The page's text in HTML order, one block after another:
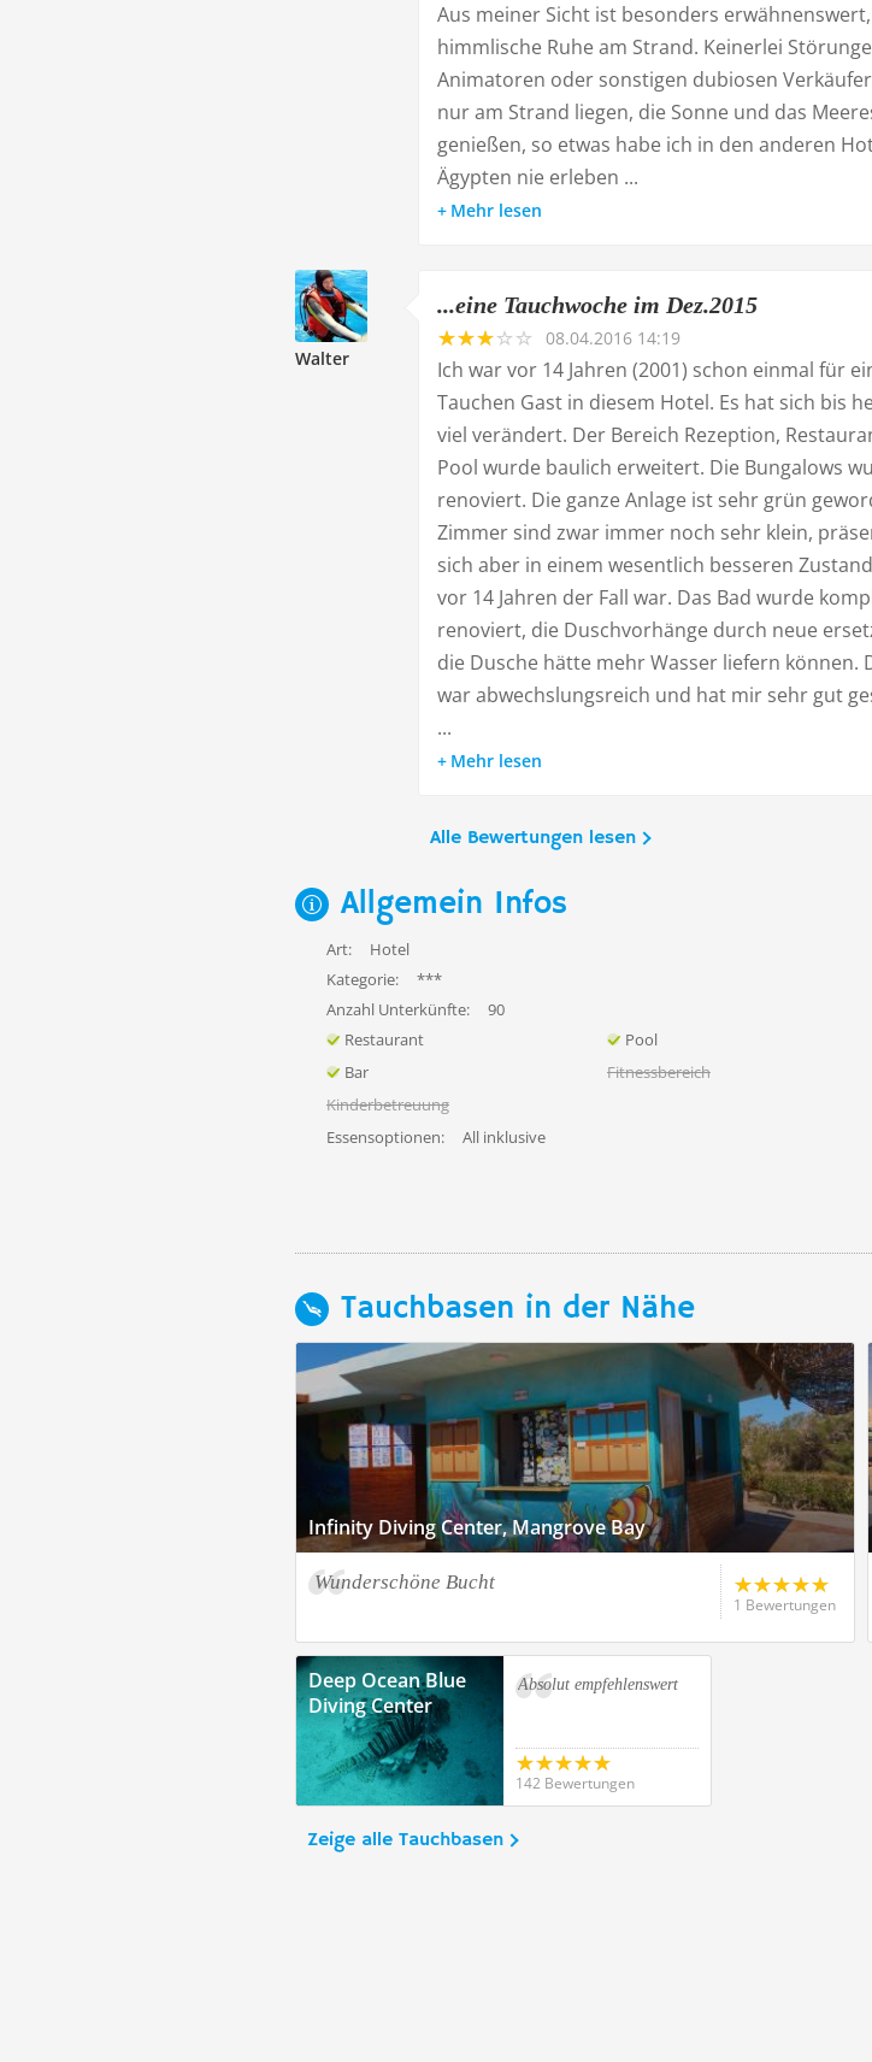
Aus meiner Sicht ist besonders
himmlische Ruhe am Strand. Keinerlei
Animatoren oder sonstigen dubiosen
nur am Strand liegen, die Sonne und das
genießen, so etwas habe ich in den anderen
Ägypten nie erleben ...
Mehr lesen
Walter
...eine Tauchwoche im Dez.2015
08.04.2016 14:19
Ich war vor 14 Jahren (2001) schon einmal für
Tauchen Gast in diesem Hotel. Es hat sich bis
viel verändert. Der Bereich Rezeption,
Pool wurde baulich erweitert. Die Bungalows
renoviert. Die ganze Anlage ist sehr grün
Zimmer sind zwar immer noch sehr klein,
sich aber in einem wesentlich besseren
vor 14 Jahren der Fall war. Das Bad wurde
renoviert, die Duschvorhänge durch neue
die Dusche hätte mehr Wasser liefern können.
war abwechslungsreich und hat mir sehr gut
...
Mehr lesen
Alle Bewertungen lesen
Allgemein Infos
Art:
Hotel
Kategorie:
***
Anzahl Unterkünfte:
90
Restaurant
Pool
Bar
Fitnessbereich
Kinderbetreuung
Essensoptionen:
All inklusive
Tauchbasen in der Nähe
Infinity Diving Center, Mangrove Bay
Wunderschöne Bucht
1 Bewertungen
Deep Ocean Blue
Diving Center
Absolut empfehlenswert
142 Bewertungen
Zeige alle Tauchbasen